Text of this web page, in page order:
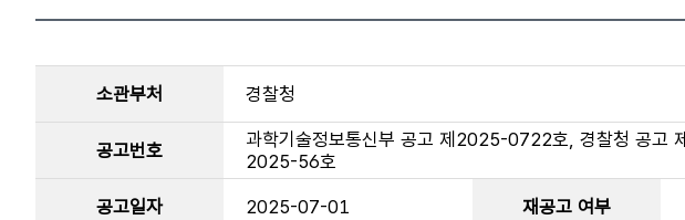
소관부처 경찰청
공고번호
과학기술정보통신부 공고 제2025-0722호, 경찰청 공고 제
2025-56호
공고일자 2025-07-01 재공고 여부